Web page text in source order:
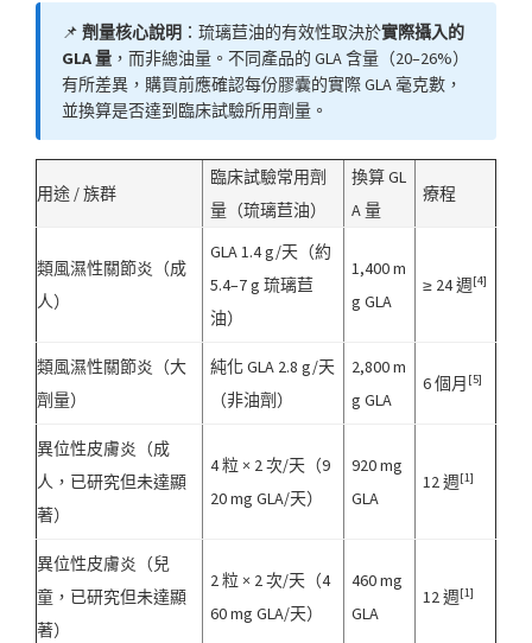
📌 劑量核心說明 ：琉璃苣油的有效性取決於實際攝入的
GLA 量 ，而非總油量。不同產品的 GLA 含量（20–26%）
有所差異，購買前應確認每份膠囊的實際 GLA 毫克數，
並換算是否達到臨床試驗所用劑量。
用途 / 族群
臨床試驗常用劑
量（琉璃苣油）
換算 GL
A 量
療程
類風濕性關節炎（成
人）
GLA 1.4 g/天（約
5.4–7 g 琉璃苣
油）
1,400 m
g GLA
≥ 24 週[4]
類風濕性關節炎（大
劑量）
純化 GLA 2.8 g/天
（非油劑）
2,800 m
g GLA
6 個月 [5]
異位性皮膚炎（成
人，已研究但未達顯
著）
4 粒 × 2 次/天（9
20 mg GLA/天）
920 mg
GLA
12 週[1]
異位性皮膚炎（兒
童，已研究但未達顯
著）
2 粒 × 2 次/天（4
60 mg GLA/天）
460 mg
GLA
12 週[1]